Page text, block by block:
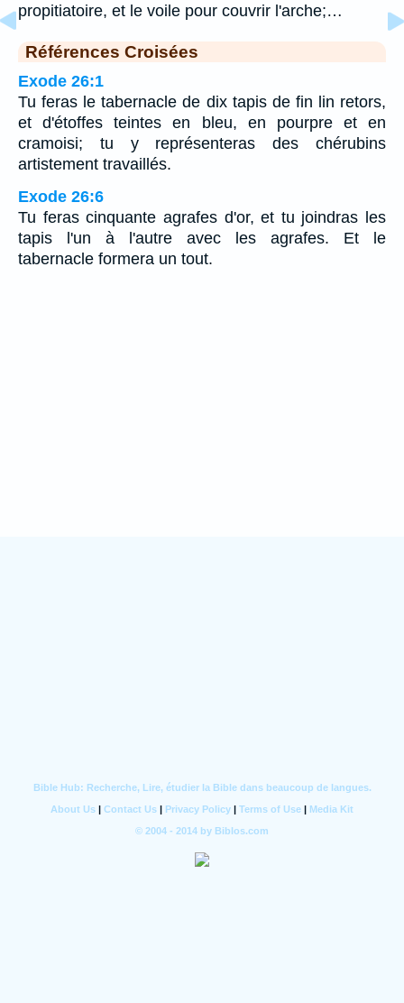
propitiatoire, et le voile pour couvrir l'arche;…
Références Croisées
Exode 26:1
Tu feras le tabernacle de dix tapis de fin lin retors,
et d'étoffes teintes en bleu, en pourpre et en
cramoisi; tu y représenteras des chérubins
artistement travaillés.
Exode 26:6
Tu feras cinquante agrafes d'or, et tu joindras les
tapis l'un à l'autre avec les agrafes. Et le
tabernacle formera un tout.